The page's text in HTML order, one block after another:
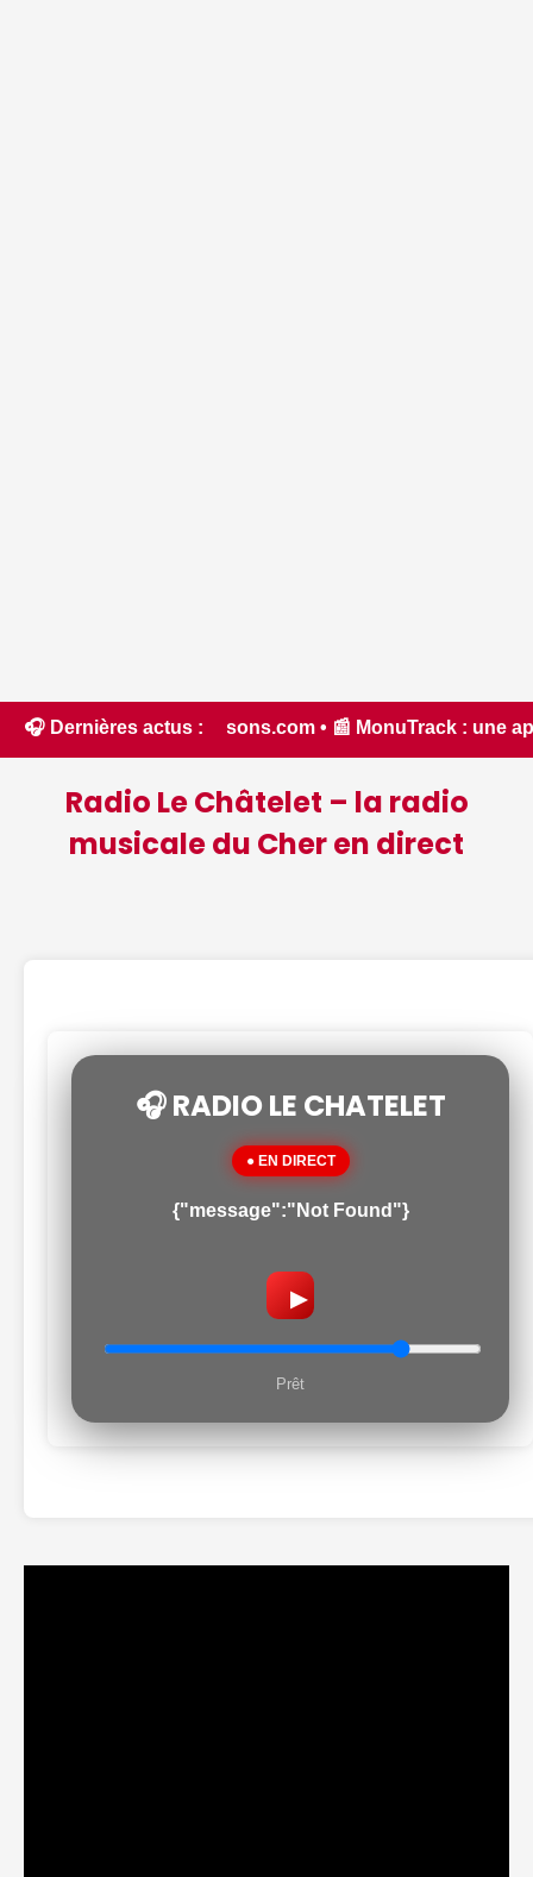
🎧 Dernières actus :• 📰 MonuTrack : une application
Radio Le Châtelet – la radio
musicale du Cher en direct
🎧 RADIO LE CHATELET
● EN DIRECT
{"message":"Not Found"}
▶
Prêt